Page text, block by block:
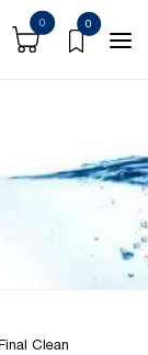
0 0
Clean